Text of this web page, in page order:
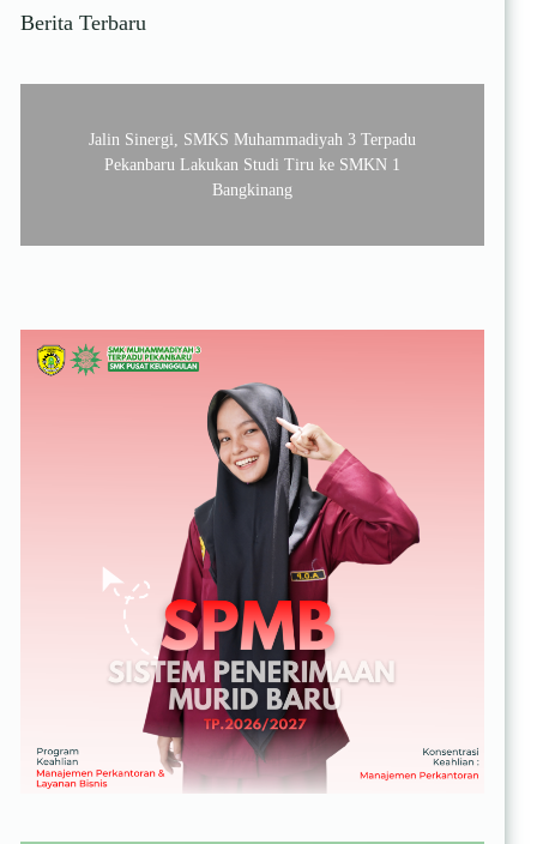
Berita Terbaru
Jalin Sinergi, SMKS Muhammadiyah 3 Terpadu
Pekanbaru Lakukan Studi Tiru ke SMKN 1
Bangkinang